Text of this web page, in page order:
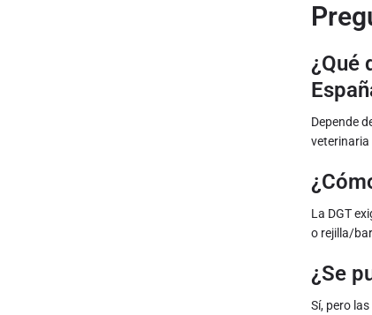
¿Qué
Depende
veterinaria
La DGT
o rejilla/
¿Se
Sí, pero